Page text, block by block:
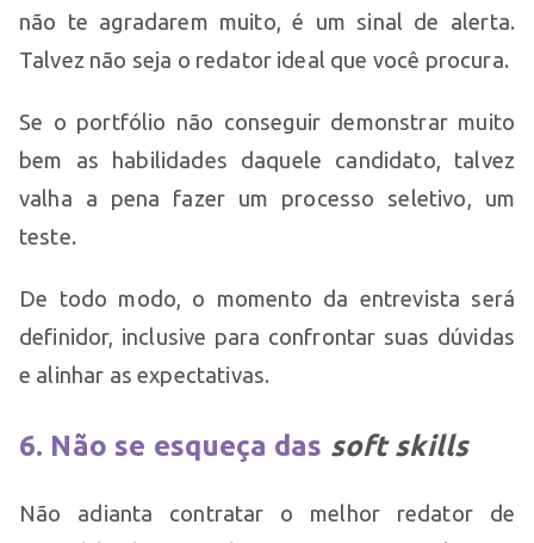
não te agradarem muito, é um sinal de alerta.
Talvez não seja o redator ideal que você procura.
Se o portfólio não conseguir demonstrar muito
bem as habilidades daquele candidato, talvez
valha a pena fazer um processo seletivo, um
teste.
De todo modo, o momento da entrevista será
definidor, inclusive para confrontar suas dúvidas
e alinhar as expectativas.
6. Não se esqueça das soft skills
Não adianta contratar o melhor redator de